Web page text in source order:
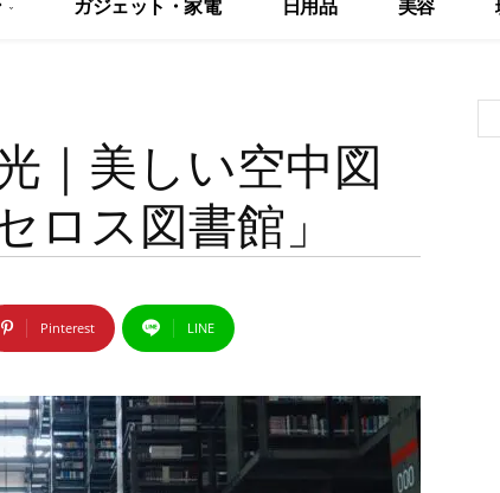
ガジェット・家電 日用品 美容
｜美しい空中図
ロス図書館」
Pinterest LINE